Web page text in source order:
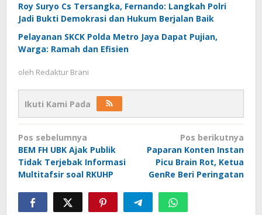
Roy Suryo Cs Tersangka, Fernando: Langkah Polri
Jadi Bukti Demokrasi dan Hukum Berjalan Baik
Pelayanan SKCK Polda Metro Jaya Dapat Pujian,
Warga: Ramah dan Efisien
oleh Redaktur Brani
Ikuti Kami Pada
Navigasi
pos
Pos sebelumnya
BEM FH UBK Ajak Publik
Tidak Terjebak Informasi
Multitafsir soal RKUHP
Pos berikutnya
Paparan Konten Instan
Picu Brain Rot, Ketua
GenRe Beri Peringatan